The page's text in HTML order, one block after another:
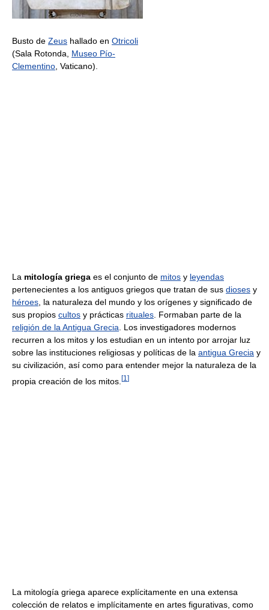
Busto de Zeus hallado en Otricoli
(Sala Rotonda, Museo Pío-
Clementino, Vaticano).
La mitología griega es el conjunto de mitos y leyendas
pertenecientes a los antiguos griegos que tratan de sus dioses y
héroes, la naturaleza del mundo y los orígenes y significado de
sus propios cultos y prácticas rituales. Formaban parte de la
religión de la Antigua Grecia. Los investigadores modernos
recurren a los mitos y los estudian en un intento por arrojar luz
sobre las instituciones religiosas y políticas de la antigua Grecia y
su civilización, así como para entender mejor la naturaleza de la
propia creación de los mitos. [1 ]
La mitología griega aparece explícitamente en una extensa
colección de relatos e implícitamente en artes figurativas, como